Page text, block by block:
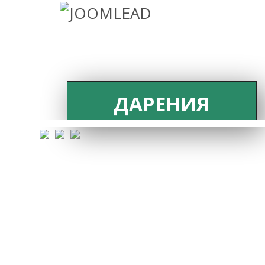
ДАРЕНИЯ